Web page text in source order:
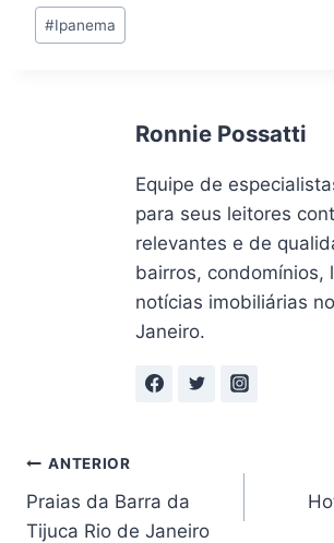
Tags
do
#Ipanema
Ronnie Possatti
Equipe de
para seus leitores
relevantes e de
bairros, condomínios,
notícias imobiliárias
Janeiro.
Navegação
de
ANTERIOR
Praias da Barra da
Tijuca Rio de Janeiro